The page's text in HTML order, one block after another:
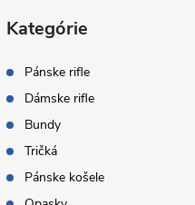
Kategórie
Pánske rifle
Dámske rifle
Bundy
Tričká
Pánske košele